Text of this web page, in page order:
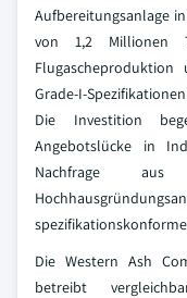
Aufbereitungsanlage
von 1,2 Millionen
Flugascheproduktion
Grade-I-
Die Investition
Angebotslücke in
Nachfrage aus
Die Western Ash
betreibt